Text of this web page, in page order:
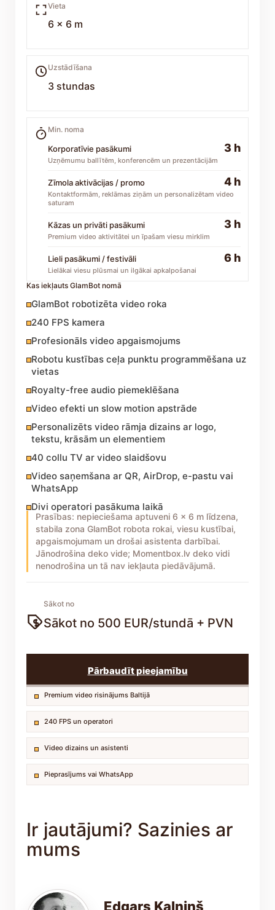
Vieta
6 x 6 m
Uzstādīšana
3 stundas
Min. noma
Korporatīvie pasākumi 3 h
Uzņēmumu ballītēm, konferencēm un prezentācijām
Zīmola aktivācijas / promo 4 h
Kontaktformām, reklāmas ziņām un personalizētam video
saturam
Kāzas un privāti pasākumi 3 h
Premium video aktivitātei un īpašam viesu mirklim
Lieli pasākumi / festivāli 6 h
Lielākai viesu plūsmai un ilgākai apkalpošanai
Kas iekļauts GlamBot nomā
GlamBot robotizēta video roka
240 FPS kamera
Profesionāls video apgaismojums
Robotu kustības ceļa punktu programmēšana uz
vietas
Royalty-free audio piemeklēšana
Video efekti un slow motion apstrāde
Personalizēts video rāmja dizains ar logo,
tekstu, krāsām un elementiem
40 collu TV ar video slaidšovu
Video saņemšana ar QR, AirDrop, e-pastu vai
WhatsApp
Divi operatori pasākuma laikā
Prasības: nepieciešama aptuveni 6 x 6 m līdzena,
stabila zona GlamBot robota rokai, viesu kustībai,
apgaismojumam un drošai asistenta darbībai.
Jānodrošina deko vide; Momentbox.lv deko vidi
nenodrošina un tā nav iekļauta piedāvājumā.
Sākot no
Sākot no 500 EUR/stundā + PVN
Pārbaudīt pieejamību
Premium video risinājums Baltijā
240 FPS un operatori
Video dizains un asistenti
Pieprasījums vai WhatsApp
Ir jautājumi? Sazinies ar
mums
Edgars Kalniņš